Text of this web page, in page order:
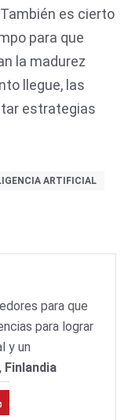
es cierto
para que
la madurez
llegue, las
estrategias
ARTIFICIAL
para que
para lograr
y un
Finlandia